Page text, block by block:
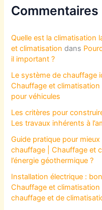
Quelle est la climatisation
et climatisation dans
il important ?
Le système de chauffage
Chauffage et climatisation
pour véhicules
Les critères pour
Les travaux inhérents à
Guide pratique pour
chauffage | Chauffage et
l’énergie géothermique ?
Installation électrique :
Chauffage et climatisation
chauffage et de